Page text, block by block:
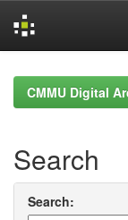
navigationCMMU Digital
Search
Search: